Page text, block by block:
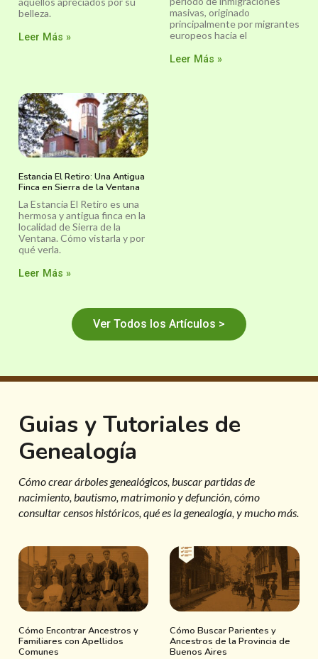
belleza.
Leer Más »
masivas, originado
principalmente por migrantes
europeos hacia el
Leer Más »
Estancia El Retiro: Una Antigua
Finca en Sierra de la Ventana
La Estancia El Retiro es una
hermosa y antigua finca en la
localidad de Sierra de la
Ventana. Cómo vistarla y por
qué verla.
Leer Más »
Ver Todos los Artículos >
Guias y Tutoriales de
Genealogía
Cómo crear árboles genealógicos, buscar partidas de
nacimiento, bautismo, matrimonio y defunción, cómo
consultar censos históricos, qué es la genealogía, y mucho más.
Cómo Encontrar Ancestros y
Familiares con Apellidos
Comunes
Cómo Buscar Parientes y
Ancestros de la Provincia de
Buenos Aires